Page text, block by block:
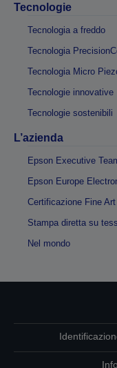
Tecnologie
Tecnologia a freddo
Tecnologia
Tecnologia Micro
Tecnologie innovative
Tecnologie sostenibili
L’azienda
Epson Executive
Epson Europe
Certificazione Fine
Stampa diretta su
Nel mondo